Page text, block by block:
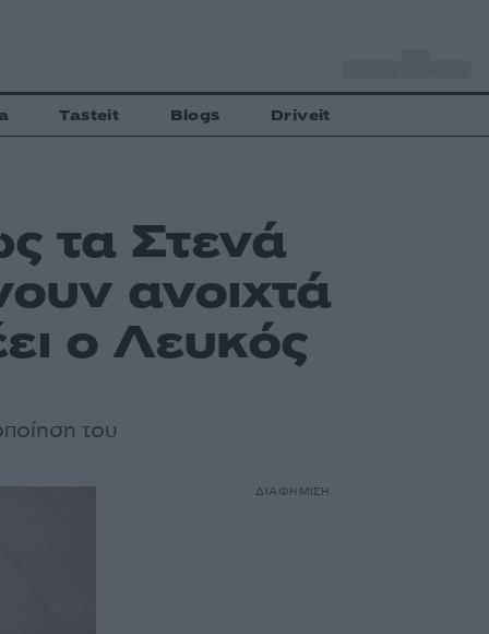
Tasteit Blogs Driveit
τα Στενά
ανοιχτά
ο Λευκός
του
ΔΙΑΦΗΜΙΣΗ